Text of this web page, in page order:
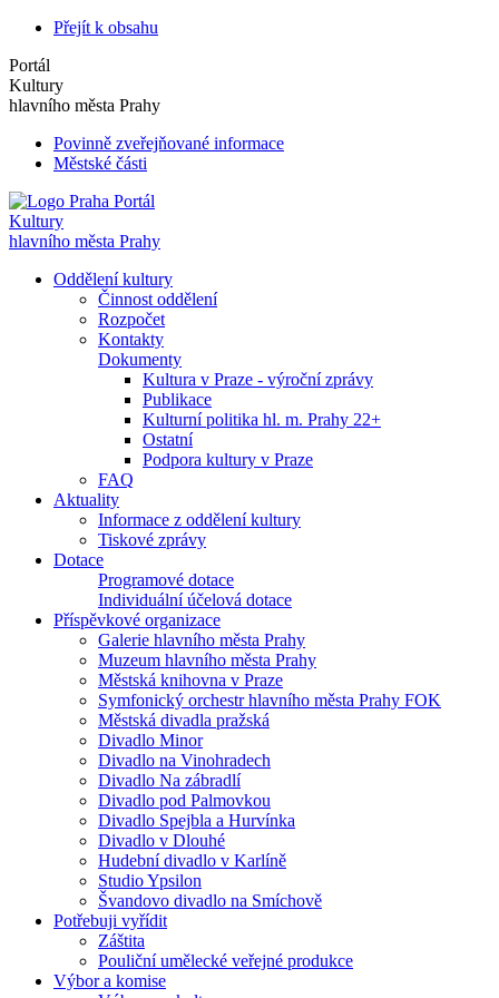
Přejít k obsahu
Portál
Kultury
hlavního města Prahy
Povinně zveřejňované informace
Městské části
Portál
Kultury
hlavního města Prahy
Oddělení kultury
Činnost oddělení
Rozpočet
Kontakty
Dokumenty
Kultura v Praze - výroční zprávy
Publikace
Kulturní politika hl. m. Prahy 22+
Ostatní
Podpora kultury v Praze
FAQ
Aktuality
Informace z oddělení kultury
Tiskové zprávy
Dotace
Programové dotace
Individuální účelová dotace
Příspěvkové organizace
Galerie hlavního města Prahy
Muzeum hlavního města Prahy
Městská knihovna v Praze
Symfonický orchestr hlavního města Prahy FOK
Městská divadla pražská
Divadlo Minor
Divadlo na Vinohradech
Divadlo Na zábradlí
Divadlo pod Palmovkou
Divadlo Spejbla a Hurvínka
Divadlo v Dlouhé
Hudební divadlo v Karlíně
Studio Ypsilon
Švandovo divadlo na Smíchově
Potřebuji vyřídit
Záštita
Pouliční umělecké veřejné produkce
Výbor a komise